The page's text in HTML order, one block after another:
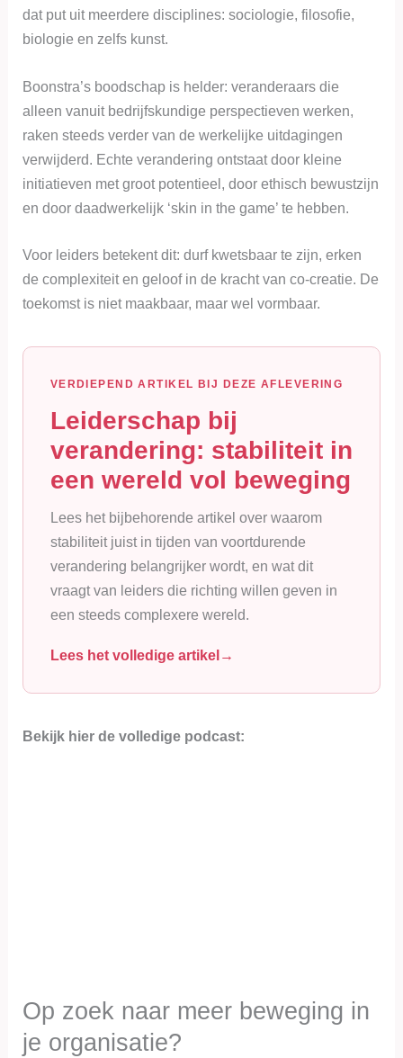
dat put uit meerdere disciplines: sociologie, filosofie,
biologie en zelfs kunst.
Boonstra’s boodschap is helder: veranderaars die
alleen vanuit bedrijfskundige perspectieven werken,
raken steeds verder van de werkelijke uitdagingen
verwijderd. Echte verandering ontstaat door kleine
initiatieven met groot potentieel, door ethisch bewustzijn
en door daadwerkelijk ‘skin in the game’ te hebben.
Voor leiders betekent dit: durf kwetsbaar te zijn, erken
de complexiteit en geloof in de kracht van co-creatie. De
toekomst is niet maakbaar, maar wel vormbaar.
VERDIEPEND ARTIKEL BIJ DEZE AFLEVERING
Leiderschap bij
verandering: stabiliteit in
een wereld vol beweging
Lees het bijbehorende artikel over waarom
stabiliteit juist in tijden van voortdurende
verandering belangrijker wordt, en wat dit
vraagt van leiders die richting willen geven in
een steeds complexere wereld.
Lees het volledige artikel
Bekijk hier de volledige podcast:
Op zoek naar meer beweging in
je organisatie?